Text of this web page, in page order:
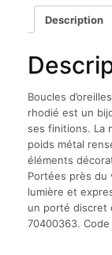
oxydes
de
gris
Description
Boucles
rhodié est un
ses finitions. La
poids métal
éléments
Portées près du
lumière et
un porté discret
70400363.